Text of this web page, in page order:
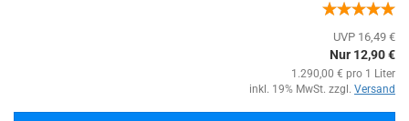
UVP 16,49 €
Nur 12,90 €
1.290,00 € pro 1 Liter
inkl. 19% MwSt. zzgl. Versand